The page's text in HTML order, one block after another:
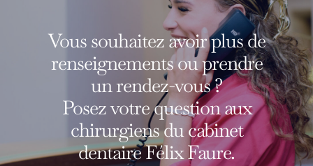
Vous souhaitez avoir plus de
renseignements ou prendre
un rendez-vous ?
Posez votre question aux
chirurgiens du cabinet
dentaire Félix Faure.